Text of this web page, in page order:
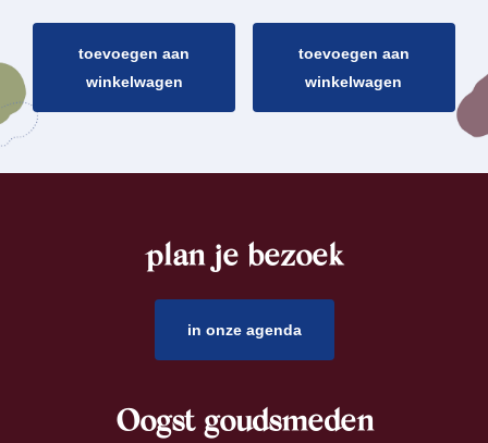
toevoegen aan
winkelwagen
toevoegen aan
winkelwagen
plan je bezoek
in onze agenda
Oogst goudsmeden